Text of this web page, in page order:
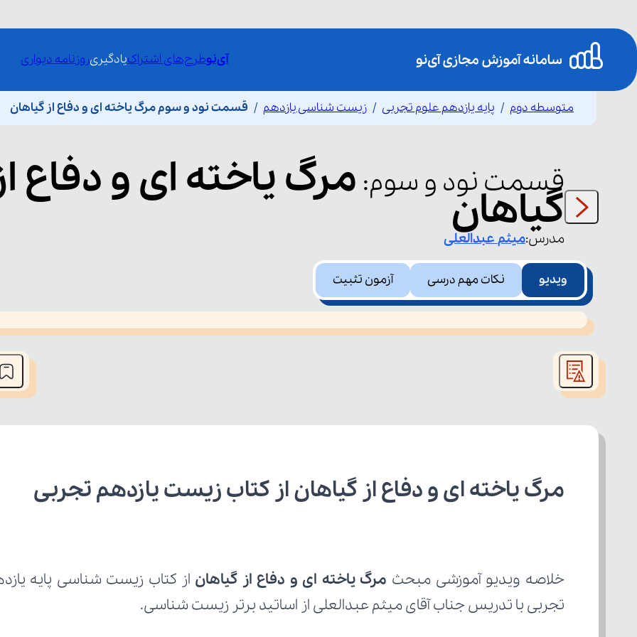
آی‌نوطرح‌های اشتراکیادگیریروزنامه دیواری
متوسطه دوم پایه یازدهم علوم تجربی زیست شناسی یازدهم قسمت نود و سوم مرگ یاخته ای و دفاع از گیاهان
قسمت نود و سوم: مرگ یاخته ای و دفاع
گیاهان
مدرس:میثمعبدالعلی
ویدیو نکات مهم درسی آزمون تثبیت
This
is
window.
مرگ یاخته ای و دفاع از گیاهان از کتاب زیست یازدهم تجربی
خلاصه ویدیو آموزشی مبحث مرگ یاخته ای و دفاع از گیاهان
تجربی با تدریس جناب آقای میثم عبدالعلی از اساتید برتر زیست شناسی.